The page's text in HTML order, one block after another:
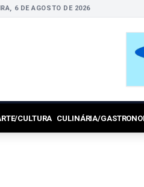
6 DE AGOSTO DE 2026
CULTURA CULINÁRIA/